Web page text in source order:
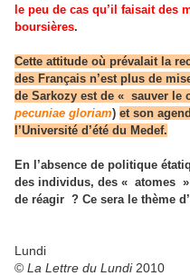
le peu de cas qu’il faisait des
boursières.
Cette attitude où prévalait la
des Français n’est plus de
de Sarkozy est de « sauver le
pecuniae gloriam) et son
l’Université d’été du Medef.
En l’absence de politique
des individus, des « atomes
de réagir ? Ce sera le thème
Lundi
© La Lettre du Lundi2010